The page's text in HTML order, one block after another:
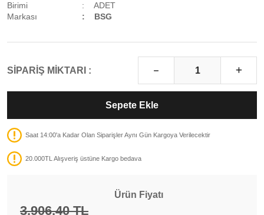
Birimi
ADET
Markası
BSG
SİPARİŞ MİKTARI :
Sepete Ekle
Saat 14:00'a Kadar Olan Siparişler Aynı Gün Kargoya Verilecektir
20.000TL Alışveriş üstüne Kargo bedava
Ürün Fiyatı
3.906,40 TL